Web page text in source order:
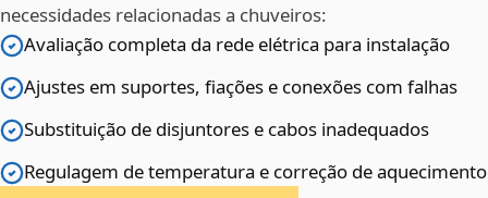
necessidades relacionadas a chuveiros:
Avaliação completa da rede elétrica para instalação
Ajustes em suportes, fiações e conexões com falhas
Substituição de disjuntores e cabos inadequados
Regulagem de temperatura e correção de aquecimento